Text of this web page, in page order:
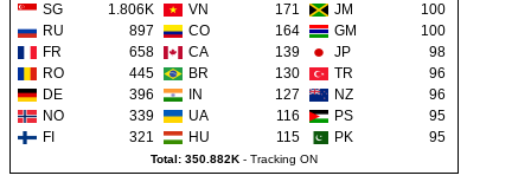
SG
1.806K VN 171 JM
100
RU
897 CO 164 GM
100
FR
658 CA 139 JP
98
RO
445 BR 130 TR
96
DE
396 IN 127 NZ
96
NO
339 UA 116 PS
95
FI
321 HU 115 PK 95
Total: 350.882K - Tracking ON